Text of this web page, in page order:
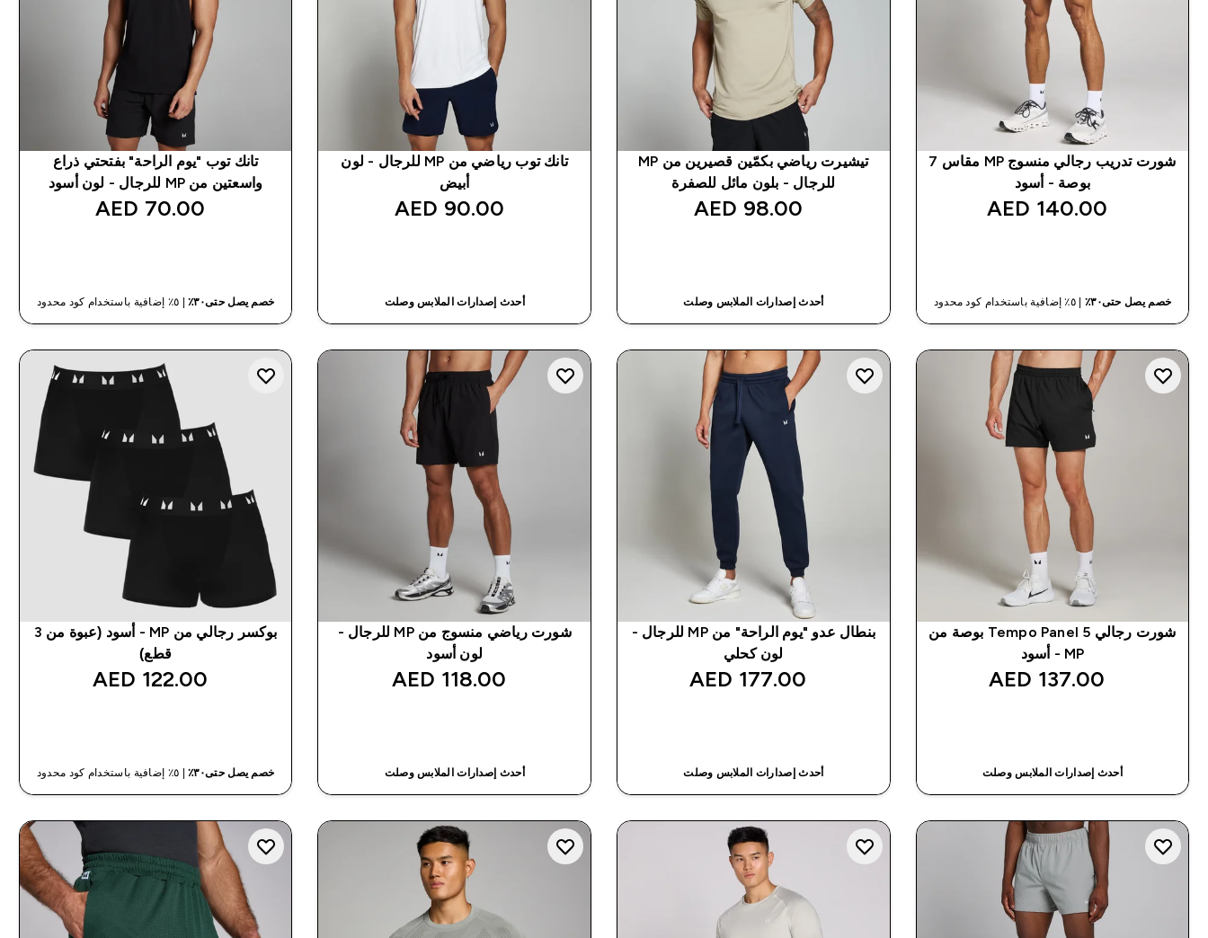
شورت تدريب رجالي منسوج MP مقاس 7
بوصة - أسود
140.00 AED‎
خصم يصل حتى٣٠٪ | ٥٪ إضافية باستخدام كود محدود
تيشيرت رياضي بكمّين قصيرين من MP
للرجال - بلون مائل للصفرة
98.00 AED‎
أحدث إصدارات الملابس وصلت
تانك توب رياضي من MP للرجال - لون
أبيض
90.00 AED‎
أحدث إصدارات الملابس وصلت
تانك توب "يوم الراحة" بفتحتي ذراع
واسعتين من MP للرجال - لون أسود
70.00 AED‎
خصم يصل حتى٣٠٪ | ٥٪ إضافية باستخدام كود محدود
شورت رجالي Tempo Panel 5 بوصة من
MP - أسود
137.00 AED‎
أحدث إصدارات الملابس وصلت
بنطال عدو "يوم الراحة" من MP للرجال -
لون كحلي
177.00 AED‎
أحدث إصدارات الملابس وصلت
شورت رياضي منسوج من MP للرجال -
لون أسود
118.00 AED‎
أحدث إصدارات الملابس وصلت
بوكسر رجالي من MP - أسود (عبوة من 3
قطع)
122.00 AED‎
خصم يصل حتى٣٠٪ | ٥٪ إضافية باستخدام كود محدود